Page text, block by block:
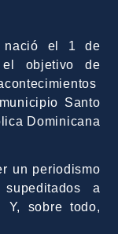
nació el 1 de
objetivo de
Santo
Dominicana
un periodismo
a
Y, sobre todo,